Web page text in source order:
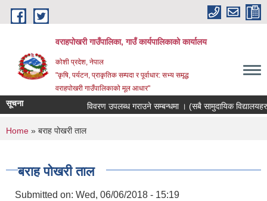
Skip to main content
वराहपोखरी गाउँपालिका, गाउँ कार्यपालिकाको कार्यालय
कोशी प्रदेश, नेपाल
"कृषि, पर्यटन, प्राकृतिक सम्पदा र पूर्वाधार: सभ्य समृद्ध
वराहपोखरी गाउँपालिकाको मूल आधार"
सूचना विवरण उपलब्ध गराउने सम्बन्धमा । (सबै सामुदायिक विद्यालयहरु)
You are here
Home » बराह पोखरी ताल
बराह पोखरी ताल
Submitted on: Wed, 06/06/2018 - 15:19